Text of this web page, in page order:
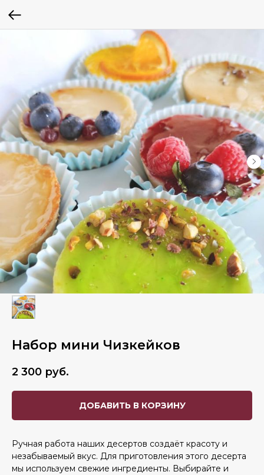
Набор мини Чизкейков
2 300 руб.
ДОБАВИТЬ В КОРЗИНУ
Ручная работа наших десертов создаёт красоту и
незабываемый вкус. Для приготовления этого десерта
мы используем свежие ингредиенты. Выбирайте и